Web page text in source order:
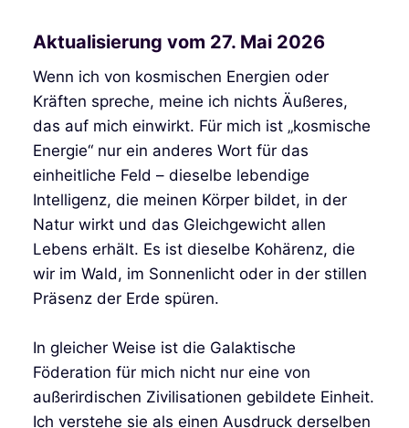
Aktualisierung vom 27. Mai 2026
Wenn ich von kosmischen Energien oder
Kräften spreche, meine ich nichts Äußeres,
das auf mich einwirkt. Für mich ist „kosmische
Energie“ nur ein anderes Wort für das
einheitliche Feld – dieselbe lebendige
Intelligenz, die meinen Körper bildet, in der
Natur wirkt und das Gleichgewicht allen
Lebens erhält. Es ist dieselbe Kohärenz, die
wir im Wald, im Sonnenlicht oder in der stillen
Präsenz der Erde spüren.
In gleicher Weise ist die Galaktische
Föderation für mich nicht nur eine von
außerirdischen Zivilisationen gebildete Einheit.
Ich verstehe sie als einen Ausdruck derselben